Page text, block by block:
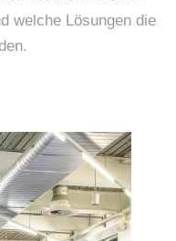
welche Lösungen die